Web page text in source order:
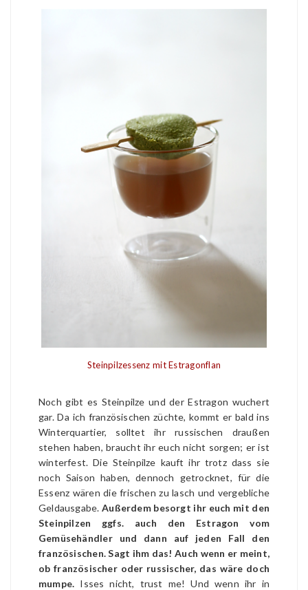
Steinpilzessenz mit Estragonflan
Noch gibt es Steinpilze und der Estragon wuchert
gar. Da ich französischen züchte, kommt er bald ins
Winterquartier, solltet ihr russischen draußen
stehen haben, braucht ihr euch nicht sorgen; er ist
winterfest. Die Steinpilze kauft ihr trotz dass sie
noch Saison haben, dennoch getrocknet, für die
Essenz wären die frischen zu lasch und vergebliche
Geldausgabe.Außerdem besorgt ihr euch mit den
Steinpilzen ggfs. auch den Estragon vom
Gemüsehändler und dann auf jeden Fall den
französischen. Sagt ihm das! Auch wenn er meint,
ob französischer oder russischer, das wäre doch
mumpe. Isses nicht, trust me! Und wenn ihr in